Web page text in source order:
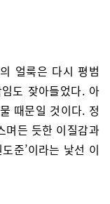
얼룩은 다시 평범
도 잦아들었다. 아
때문일 것이다. 정
며든 듯한 이질감과
준’이라는 낯선 이